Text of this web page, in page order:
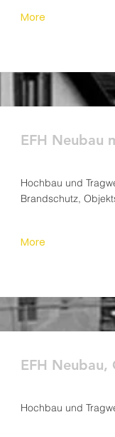
More
EFH Neubau
Hochbau und
Brandschutz,
More
EFH
Hochbau und